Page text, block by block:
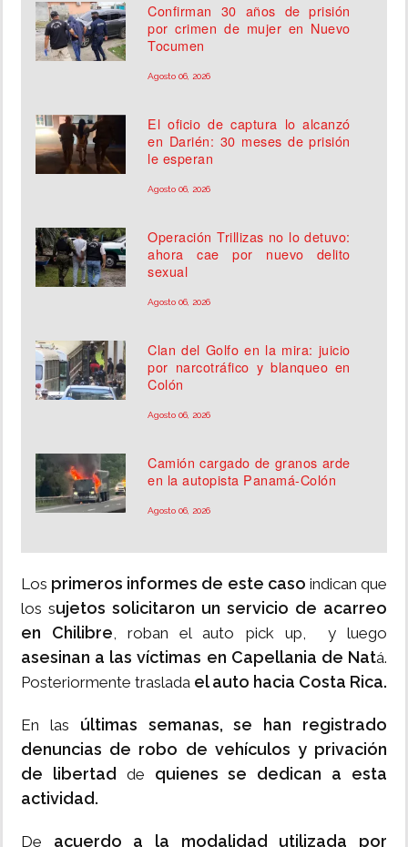
Confirman 30 años de prisión
por crimen de mujer en Nuevo
Tocumen
Agosto 06, 2026
El oficio de captura lo alcanzó
en Darién: 30 meses de prisión
le esperan
Agosto 06, 2026
Operación Trillizas no lo detuvo:
ahora cae por nuevo delito
sexual
Agosto 06, 2026
Clan del Golfo en la mira: juicio
por narcotráfico y blanqueo en
Colón
Agosto 06, 2026
Camión cargado de granos arde
en la autopista Panamá-Colón
Agosto 06, 2026
Los primeros informes de este caso indican que
los sujetos solicitaron un servicio de acarreo
en Chilibre, roban el auto pick up, y luego
asesinan a las víctimas en Capellania de Natá.
Posteriormente traslada el auto hacia Costa Rica.
En las últimas semanas, se han registrado
denuncias de robo de vehículos y privación
de libertad
de quienes se dedican a esta
actividad.
De acuerdo a la modalidad utilizada por